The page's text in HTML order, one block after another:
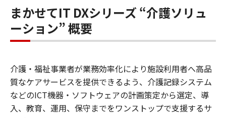
まかせてIT DXシリーズ “介護ソリュ
ーション” 概要
介護・福祉事業者が業務効率化により施設利用者へ高品
質なケアサービスを提供できるよう、介護記録システム
などのICT機器・ソフトウェアの計画策定から選定、導
入、教育、運用、保守までをワンストップで支援するサ